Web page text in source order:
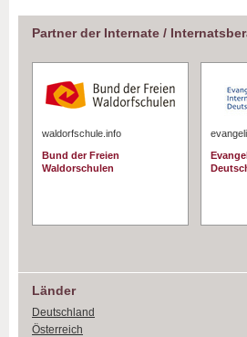
Partner der Internate /
waldorfschule.info
Bund der Freien
Waldorschulen
Länder
Deutschland
Österreich